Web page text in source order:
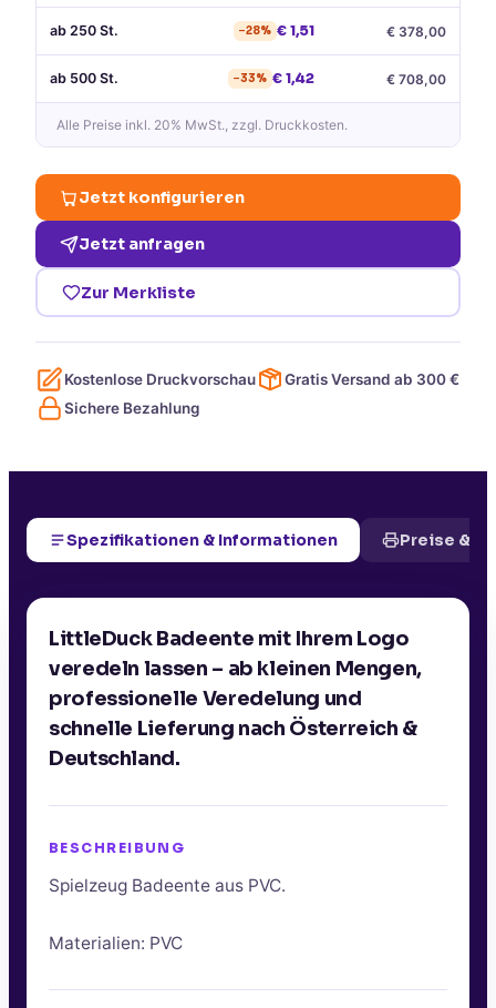
ab 250 St. −28% €1,51 € 378,00
ab 500 St. −33% €1,42 € 708,00
Alle Preise inkl. 20% MwSt., zzgl. Druckkosten.
Jetzt konfigurieren
Jetzt anfragen
Zur Merkliste
Kostenlose Druckvorschau Gratis Versand ab 300€
Sichere Bezahlung
Spezifikationen & Informationen Preise &
LittleDuck Badeente mit Ihrem Logo
veredeln lassen – ab kleinen Mengen,
professionelle Veredelung und
schnelle Lieferung nach Österreich &
Deutschland.
BESCHREIBUNG
Spielzeug Badeente aus PVC.
Materialien: PVC